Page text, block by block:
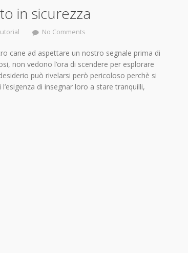
in sicurezza
No Comments
cane ad aspettare un nostro segnale prima di
non vedono l’ora di scendere per esplorare
può rivelarsi però pericoloso perchè si
di insegnar loro a stare tranquilli,